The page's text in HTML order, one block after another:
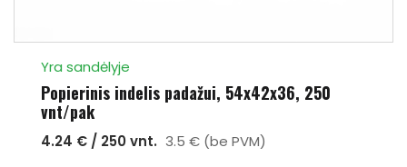
Yra sandėlyje
Popierinis indelis padažui, 54x42x36, 250
vnt/pak
4.24 € / 250 vnt. 3.5 € (be PVM)